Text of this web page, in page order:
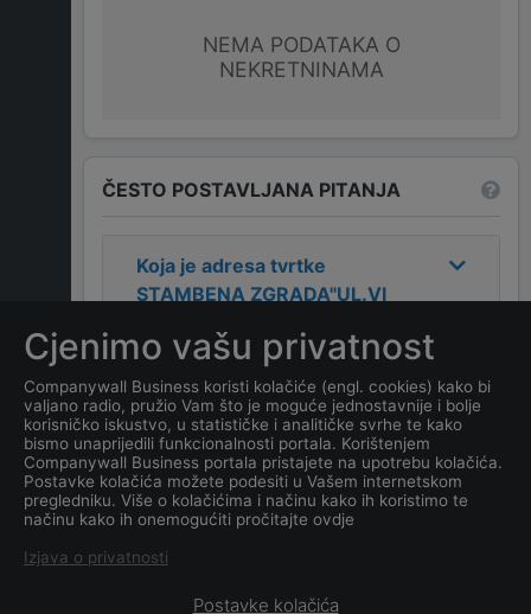
NEMA PODATAKA O
NEKRETNINAMA
ČESTO POSTAVLJANA PITANJA
Koja je adresa tvrtke
STAMBENA ZGRADA"UL.VI
8,III-1"NIKŠIĆ
?
Koji je datum osnivanja
tvrtkeSTAMBENA
ZGRADA"UL.VI
CRNOGORSKE BRIGADE I-
8,III-1"NIKŠIĆ?
Cjenimo vašu privatnost
Companywall Business koristi kolačiće (engl. cookies) kako bi
valjano radio, pružio Vam što je moguće jednostavnije i bolje
korisničko iskustvo, u statističke i analitičke svrhe te kako
bismo unaprijedili funkcionalnosti portala. Korištenjem
Companywall Business portala pristajete na upotrebu kolačića.
Postavke kolačića možete podesiti u Vašem internetskom
pregledniku. Više o kolačićima i načinu kako ih koristimo te
načinu kako ih onemogućiti pročitajte ovdje
Izjava o privatnosti
Postavke kolačića